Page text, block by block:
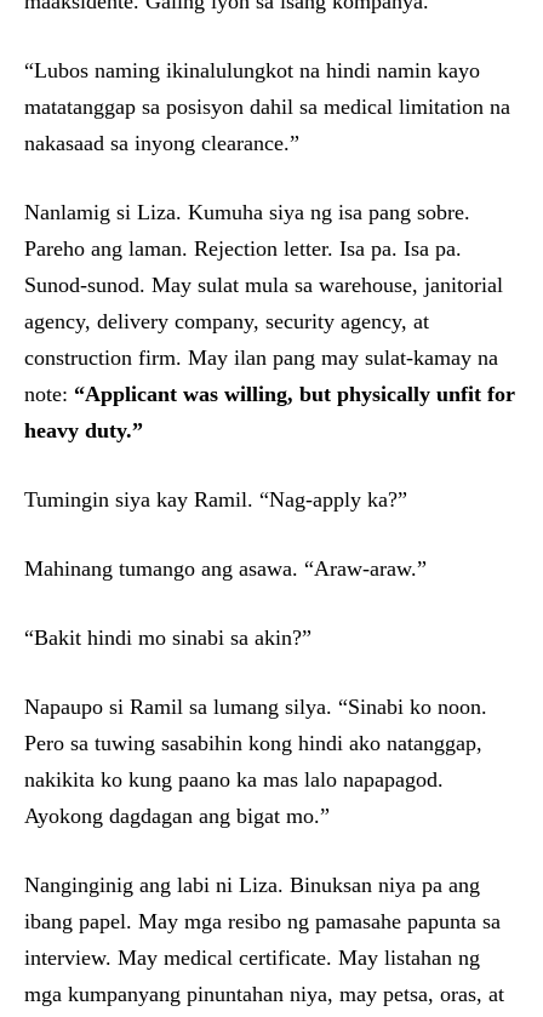
“Lubos naming ikinalulungkot na hindi namin kayo
matatanggap sa posisyon dahil sa medical limitation na
nakasaad sa inyong clearance.”
Nanlamig si Liza. Kumuha siya ng isa pang sobre.
Pareho ang laman. Rejection letter. Isa pa. Isa pa.
Sunod-sunod. May sulat mula sa warehouse, janitorial
agency, delivery company, security agency, at
construction firm. May ilan pang may sulat-kamay na
note: “Applicant was willing, but physically unfit for
heavy duty.”
Tumingin siya kay Ramil. “Nag-apply ka?”
Mahinang tumango ang asawa. “Araw-araw.”
“Bakit hindi mo sinabi sa akin?”
Napaupo si Ramil sa lumang silya. “Sinabi ko noon.
Pero sa tuwing sasabihin kong hindi ako natanggap,
nakikita ko kung paano ka mas lalo napapagod.
Ayokong dagdagan ang bigat mo.”
Nanginginig ang labi ni Liza. Binuksan niya pa ang
ibang papel. May mga resibo ng pamasahe papunta sa
interview. May medical certificate. May listahan ng
mga kumpanyang pinuntahan niya, may petsa, oras, at